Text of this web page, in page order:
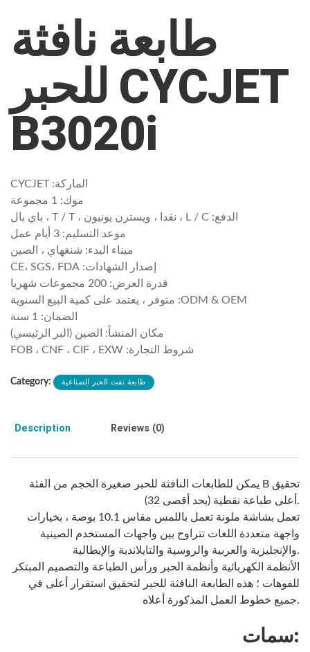
طابعة نافثة
للحبر CYCJET
B3020i
الماركة: CYCJET
موك: 1 مجموعة
الدفع: L / C ، نقدا ، ويسترن يونيون ، T / T ، باي بال
موعد التسليم: 3 أيام عمل
ميناء البدء: شنغهاي ، الصين
إصدار الشهادات: CE، SGS، FDA
قدرة العرض: 200 مجموعات شهريا
ODM & OEM: متوفر ، يعتمد على كمية البيع السنوية
الضمان: 1 سنة
مكان المنشأ: الصين (البر الرئيسي)
شروط التجارة: FOB ، CNF ، CIF ، EXW
Category: طابعة نفث الحبر الصناعية
Description Reviews (0)
يمكن للطابعات النافثة للحبر صغيرة الحجم من الفئة B تحقيق
أعلى طباعة نقطية (بحد أقصى 32).
تعمل بشاشة ملونة تعمل باللمس مقاس 10.1 بوصة ، بخيارات
واجهة متعددة اللغات تتراوح بين واجهات المستخدم الصينية
والإنجليزية والعربية والروسية والتايلاندية والإيطالية.
الأنظمة الكهربائية وأنظمة الحبر ورأس الطباعة والتصميم المبتكر
للفوهات ؛ هذه الطابعة النافثة للحبر لتحقيق استقرار أعلى في
جميع خطوط العمل المذكورة أعلاه.
سمات: